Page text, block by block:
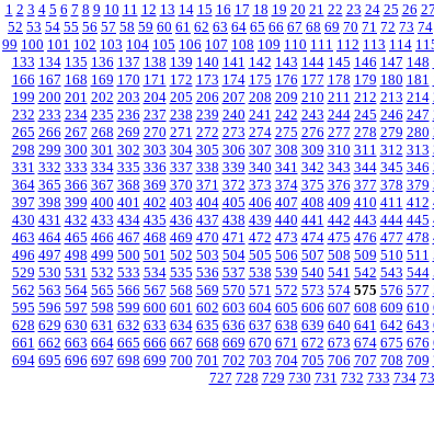
1 2 3 4 5 6 7 8 9 10 11 12 13 14 15 16 17 18 19 20 21 22 23 24 25 26 27
52 53 54 55 56 57 58 59 60 61 62 63 64 65 66 67 68 69 70 71 72 73 74
99 100 101 102 103 104 105 106 107 108 109 110 111 112 113 114
133 134 135 136 137 138 139 140 141 142 143 144 145 146 147 148
166 167 168 169 170 171 172 173 174 175 176 177 178 179 180 181
199 200 201 202 203 204 205 206 207 208 209 210 211 212 213 214
232 233 234 235 236 237 238 239 240 241 242 243 244 245 246 247
265 266 267 268 269 270 271 272 273 274 275 276 277 278 279 280
298 299 300 301 302 303 304 305 306 307 308 309 310 311 312 313
331 332 333 334 335 336 337 338 339 340 341 342 343 344 345 346
364 365 366 367 368 369 370 371 372 373 374 375 376 377 378 379
397 398 399 400 401 402 403 404 405 406 407 408 409 410 411 412
430 431 432 433 434 435 436 437 438 439 440 441 442 443 444 445
463 464 465 466 467 468 469 470 471 472 473 474 475 476 477 478
496 497 498 499 500 501 502 503 504 505 506 507 508 509 510 511
529 530 531 532 533 534 535 536 537 538 539 540 541 542 543 544
562 563 564 565 566 567 568 569 570 571 572 573 574 575 576 577
595 596 597 598 599 600 601 602 603 604 605 606 607 608 609 610
628 629 630 631 632 633 634 635 636 637 638 639 640 641 642 643
661 662 663 664 665 666 667 668 669 670 671 672 673 674 675 676
694 695 696 697 698 699 700 701 702 703 704 705 706 707 708 709
727 728 729 730 731 732 733 734